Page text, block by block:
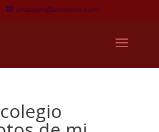
analeon@analeon.com